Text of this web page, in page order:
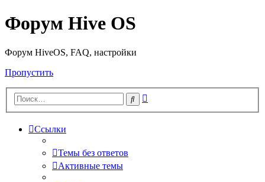
Форум Hive OS
Форум HiveOS, FAQ, настройки
Пропустить
Поиск
Ссылки
Темы без ответов
Активные темы